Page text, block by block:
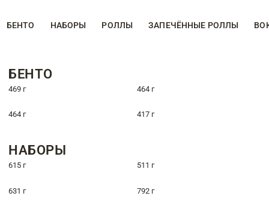
БЕНТО НАБОРЫ РОЛЛЫ ЗАПЕЧЁННЫЕ РОЛЛЫ
БЕНТО
469 г 464 г
464 г 417 г
НАБОРЫ
615 г 511 г
631 г 792 г